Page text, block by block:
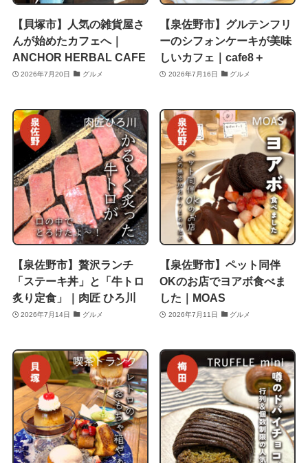
【貝塚市】人気の雑貨屋さ
んが始めたカフェへ｜
ANCHOR HERBAL CAFE
2026年7月20日 グルメ
【泉佐野市】グルテンフリ
ーのシフォンケーキが美味
しいカフェ｜cafe8＋
2026年7月16日 グルメ
【泉佐野市】贅沢ランチ
「ステーキ丼」と「牛トロ
炙り定食」｜肉匠 ひろ川
2026年7月14日 グルメ
【泉佐野市】ペット同伴
OKのお店でヨアボ食べま
した｜MOAS
2026年7月11日 グルメ